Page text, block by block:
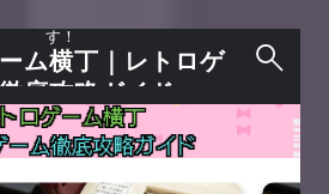
す！
ム横丁｜レトロゲ
徹底攻略ガイド